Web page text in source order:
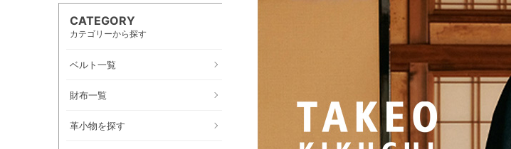
CATEGORY
カテゴリーから探す
ベルト一覧
財布一覧
革小物を探す